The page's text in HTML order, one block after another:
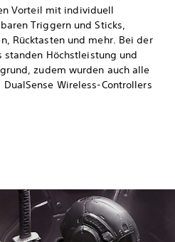
Vorteil mit individuell
Triggern und Sticks,
Rücktasten und mehr. Bei der
standen Höchstleistung und
zudem wurden auch alle
Wireless-Controllers